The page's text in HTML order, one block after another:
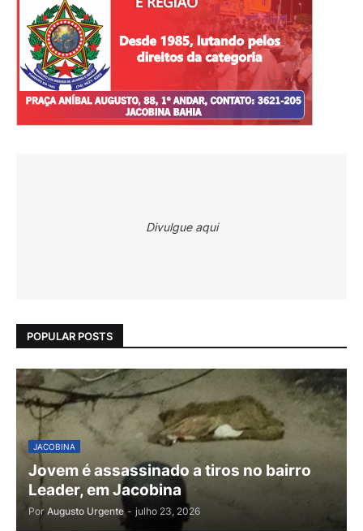
Divulgue aqui
POPULAR POSTS
JACOBINA
Jovem é assassinado a tiros no bairro
Leader, em Jacobina
Por Augusto Urgente - julho 23, 2026